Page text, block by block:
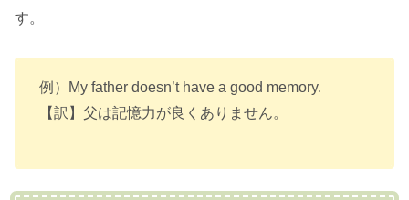
す。
例）My father doesn’t have a good memory.
【訳】父は記憶力が良くありません。